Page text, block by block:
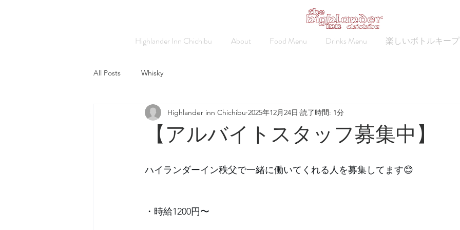
Highlander Inn Chichibu About Food Menu Drinks Menu 楽しいボトルキープ
All Posts Whisky
【アルバイトスタッフ募集中】
Highlander inn Chichibu 2025年12月24日 読了時間: 1分
ハイランダーイン秩父で一緒に働いてくれる人を募集してます😊
・時給1200円〜